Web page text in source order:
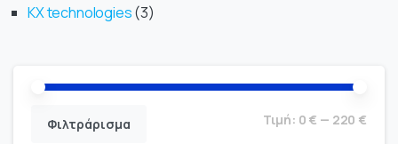
KX technologies 3
Φιλτράρισμα Τιμή: 0 € — 220 €